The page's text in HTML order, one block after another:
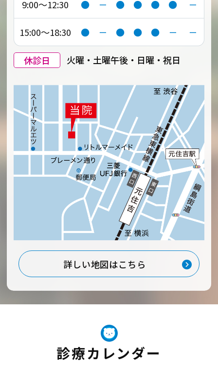
休診日 火曜・土曜午後・日曜・祝日
9:00～12:30
● － ● ● ● ● －
15:00～18:30 ● － ● ● ● － －
詳しい地図はこちら
診療カレンダー